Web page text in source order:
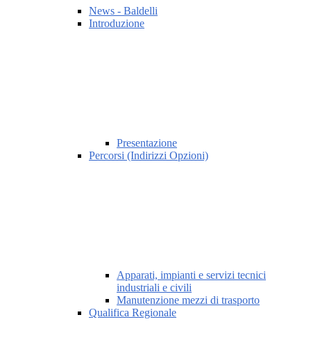
News - Baldelli
Introduzione
Presentazione
Percorsi (Indirizzi Opzioni)
Apparati, impianti e servizi tecnici
industriali e civili
Manutenzione mezzi di trasporto
Qualifica Regionale